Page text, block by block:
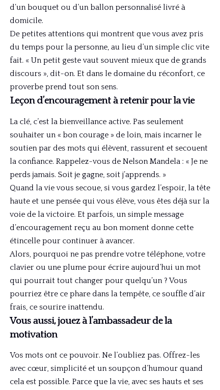
d’un bouquet ou d’un ballon personnalisé livré à
domicile.
De petites attentions qui montrent que vous avez pris
du temps pour la personne, au lieu d’un simple clic vite
fait. « Un petit geste vaut souvent mieux que de grands
discours », dit-on. Et dans le domaine du réconfort, ce
proverbe prend tout son sens.
Leçon d’encouragement à retenir pour la vie
La clé, c’est la bienveillance active. Pas seulement
souhaiter un « bon courage » de loin, mais incarner le
soutien par des mots qui élèvent, rassurent et secouent
la confiance. Rappelez-vous de Nelson Mandela : « Je ne
perds jamais. Soit je gagne, soit j’apprends. »
Quand la vie vous secoue, si vous gardez l’espoir, la tête
haute et une pensée qui vous élève, vous êtes déjà sur la
voie de la victoire. Et parfois, un simple message
d’encouragement reçu au bon moment donne cette
étincelle pour continuer à avancer.
Alors, pourquoi ne pas prendre votre téléphone, votre
clavier ou une plume pour écrire aujourd’hui un mot
qui pourrait tout changer pour quelqu’un ? Vous
pourriez être ce phare dans la tempête, ce souffle d’air
frais, ce sourire inattendu.
Vous aussi, jouez à l’ambassadeur de la
motivation
Vos mots ont ce pouvoir. Ne l’oubliez pas. Offrez-les
avec cœur, simplicité et un soupçon d’humour quand
cela est possible. Parce que la vie, avec ses hauts et ses